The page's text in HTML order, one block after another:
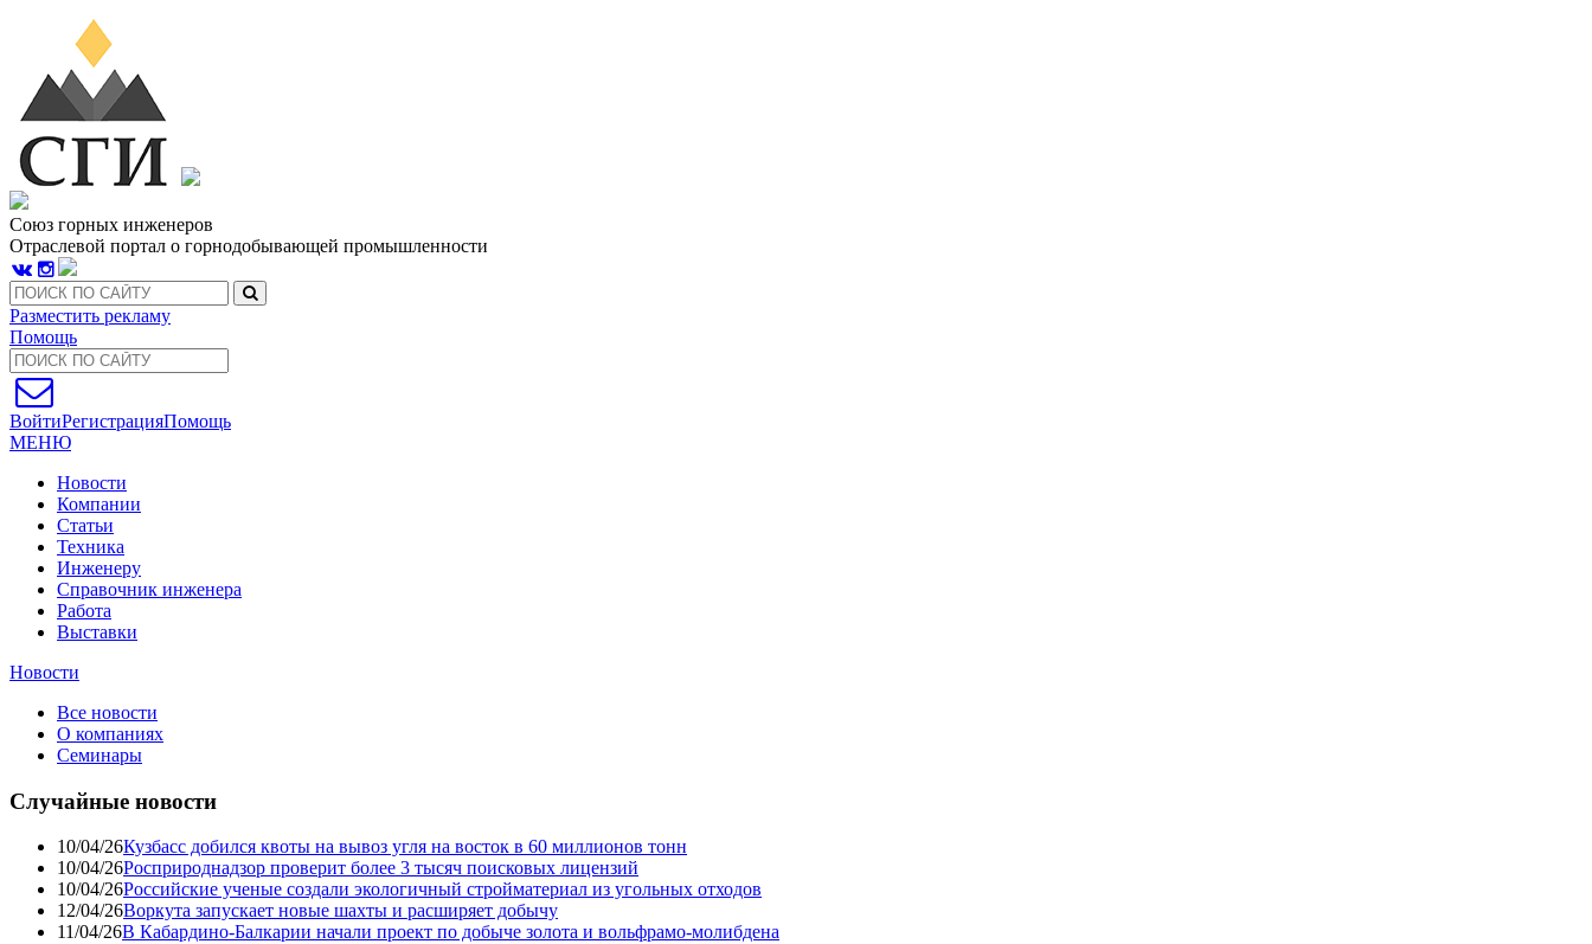
Союз горных инженеров
Отраслевой портал о горнодобывающей промышленности
Разместить рекламу
Помощь
ВойтиРегистрацияПомощь
МЕНЮ
Новости
Компании
Статьи
Техника
Инженеру
Справочник инженера
Работа
Выставки
Новости
Все новости
О компаниях
Семинары
Случайные новости
10/04/26Кузбасс добился квоты на вывоз угля на восток в 60 миллионов тонн
10/04/26Росприроднадзор проверит более 3 тысяч поисковых лицензий
10/04/26Российские ученые создали экологичный стройматериал из угольных отходов
12/04/26Воркута запускает новые шахты и расширяет добычу
11/04/26В Кабардино-Балкарии начали проект по добыче золота и вольфрамо-молибдена